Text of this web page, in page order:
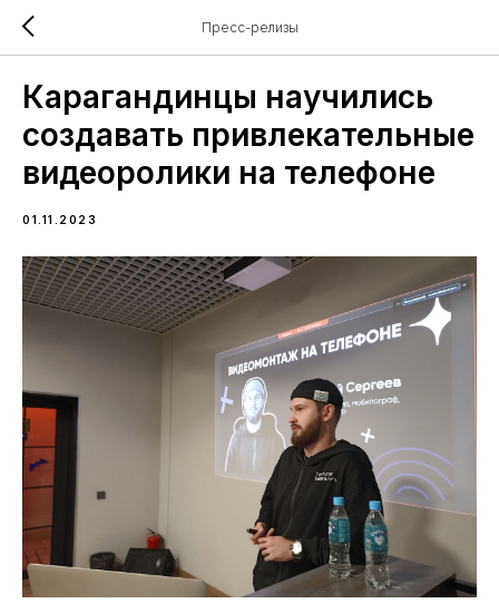
Пресс-релизы
Карагандинцы научились
создавать привлекательные
видеоролики на телефоне
01.11.2023